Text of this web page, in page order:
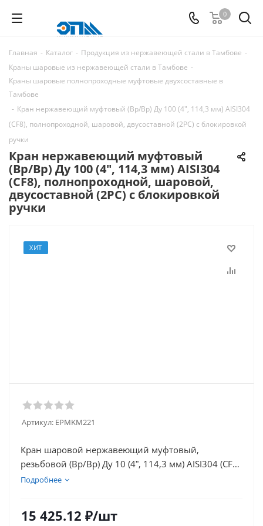
0
Главная - Каталог - Продукция из нержавеющей стали в Тамбове -
Краны шаровые из нержавеющей стали в Тамбове -
Краны шаровые полнопроходные муфтовые двухсоставные в
Тамбове
- Кран нержавеющий муфтовый (Вр/Вр) Ду 100 (4", 114,3 мм) AISI304
(CF8), полнопроходной, шаровой, двусоставной (2PC) с блокировкой
ручки
Кран нержавеющий муфтовый
(Вр/Вр) Ду 100 (4", 114,3 мм) AISI304
(CF8), полнопроходной, шаровой,
двусоставной (2PC) с блокировкой
ручки
ХИТ
Артикул: EPMKM221
Кран шаровой нержавеющий муфтовый,
резьбовой (Вр/Вр) Ду 10 (4ʺ, 114,3 мм) AISI304 (CF8),
полнопроходной, двусоставной (2PC) с
Кран шаровой муфтовый, резьбовой (Вр/Вр)
Подробнее
15 425.12 ₽/шт